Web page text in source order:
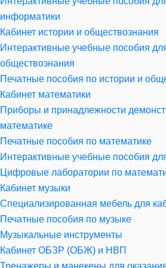
информатики
Кабинет истории и обществознания
Интерактивные учебные пособия
обществознания
Печатные пособия по истории и
Кабинет математики
Приборы и принадлежности
математике
Печатные пособия по математике
Интерактивные учебные пособия
Цифровые лаборатории по
Кабинет музыки
Специализированная мебель для
Печатные пособия по музыке
Музыкальные инструменты
Кабинет ОБЗР (ОБЖ) и НВП
Тренажеры и манекены для